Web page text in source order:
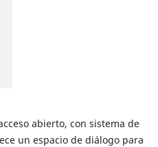
abierto, con sistema de
un espacio de diálogo para